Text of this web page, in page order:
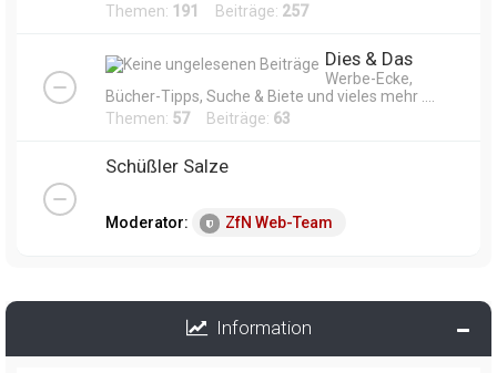
Themen: 191 Beiträge: 257
Dies & Das
Werbe-Ecke,
Bücher-Tipps, Suche & Biete und vieles mehr ....
Themen: 57Beiträge: 63
Schüßler Salze
Moderator: ZfN Web-Team
Information